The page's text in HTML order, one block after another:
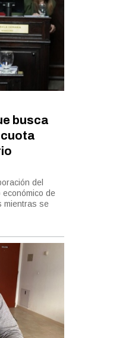
busca
del
de
mientras se